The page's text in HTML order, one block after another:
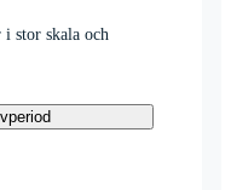
i stor skala och